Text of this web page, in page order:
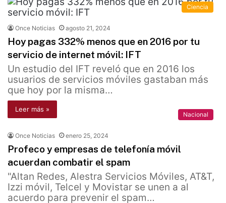
Ciencia
Once Noticias agosto 21, 2024
Hoy pagas 332% menos que en 2016 por tu
servicio de internet móvil: IFT
Un estudio del IFT reveló que en 2016 los
usuarios de servicios móviles gastaban más
que hoy por la misma…
Leer más »
Nacional
Once Noticias enero 25, 2024
Profeco y empresas de telefonía móvil
acuerdan combatir el spam
"Altan Redes, Alestra Servicios Móviles, AT&T,
Izzi móvil, Telcel y Movistar se unen a al
acuerdo para prevenir el spam…